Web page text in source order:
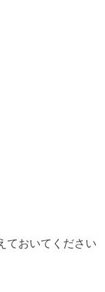
ておいてください